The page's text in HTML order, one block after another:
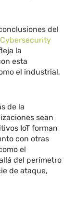
del
la
esta
el industrial,
de la
sean
IoT forman
con otras
el
del perímetro
de ataque,